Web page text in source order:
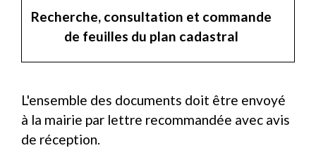
Recherche, consultation et commande
de feuilles du plan cadastral
L'ensemble des documents doit être envoyé
à la mairie par lettre recommandée avec avis
de réception.